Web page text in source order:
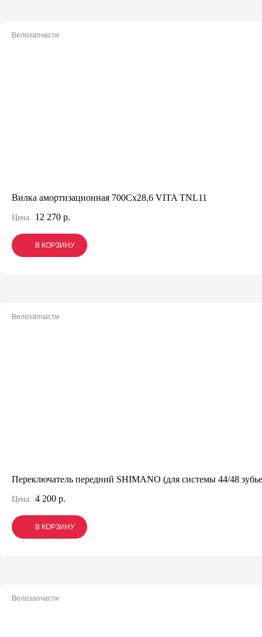
Велозапчасти
Вилка амортизационная 700Сх28,6 VITA TNL11
Цена: 12 270 р.
В КОРЗИНУ
В КОРЗИНУ
В КОРЗИНУ
Велозапчасти
Переключатель передний SHIMANO (для системы 44/48
Цена: 4 200 р.
В КОРЗИНУ
В КОРЗИНУ
В КОРЗИНУ
Велозапчасти